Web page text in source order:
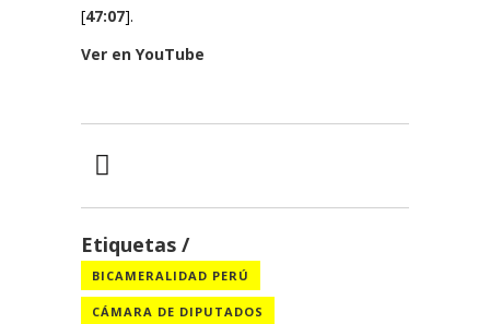
[47:07].
Ver en YouTube
Etiquetas
BICAMERALIDAD PERÚ
CÁMARA DE DIPUTADOS